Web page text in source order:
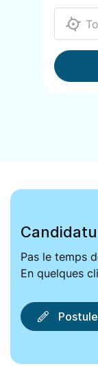
Pas le temps
En quelques